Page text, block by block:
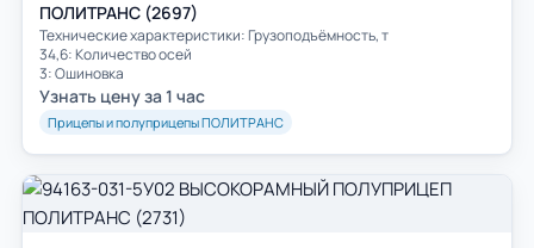
ПОЛИТРАНС (2697)
Технические характеристики: Грузоподъёмность, т
34,6: Количество осей
3: Ошиновка
Узнать цену за 1 час
Прицепы и полуприцепы ПОЛИТРАНС